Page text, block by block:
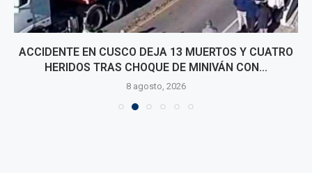
ACCIDENTE EN CUSCO DEJA 13 MUERTOS Y CUATRO
HERIDOS TRAS CHOQUE DE MINIVÁN CON...
8 agosto, 2026